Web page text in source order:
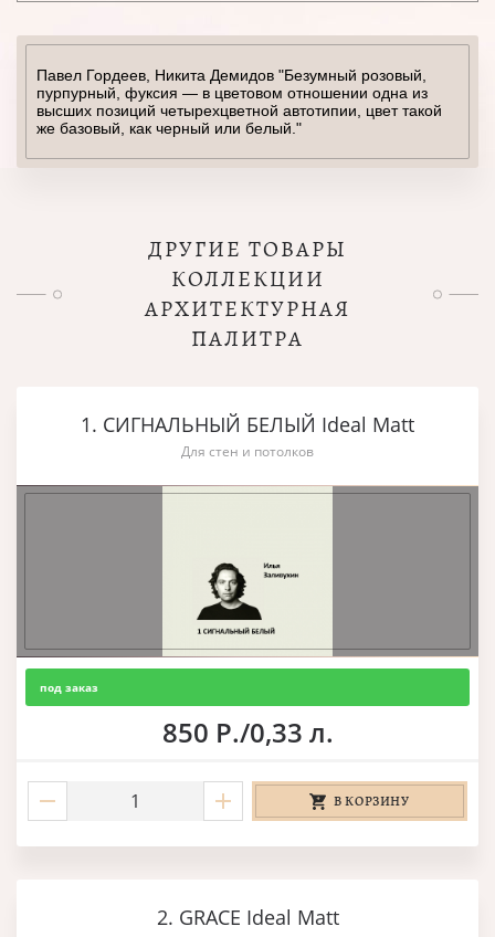
Павел Гордеев, Никита Демидов "Безумный розовый,
пурпурный, фуксия — в цветовом отношении одна из
высших позиций четырехцветной автотипии, цвет такой
же базовый, как черный или белый."
ДРУГИЕ ТОВАРЫ
КОЛЛЕКЦИИ
АРХИТЕКТУРНАЯ
ПАЛИТРА
1. СИГНАЛЬНЫЙ БЕЛЫЙ Ideal Matt
Для стен и потолков
под заказ
850 Р./0,33 л.
В КОРЗИНУ
2. GRACE Ideal Matt